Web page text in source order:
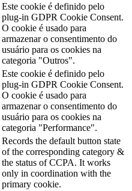
Este cookie é definido pelo
plug-in GDPR Cookie Consent.
O cookie é usado para
armazenar o consentimento do
usuário para os cookies na
categoria "Outros".
Este cookie é definido pelo
plug-in GDPR Cookie Consent.
O cookie é usado para
armazenar o consentimento do
usuário para os cookies na
categoria "Performance".
Records the default button state
of the corresponding category &
the status of CCPA. It works
only in coordination with the
primary cookie.